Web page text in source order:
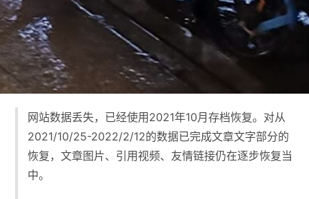
网站数据丢失，已经使用2021年10月存档恢复。对从
2021/10/25-2022/2/12的数据已完成文章文字部分的
恢复，文章图片、引用视频、友情链接仍在逐步恢复当
中。